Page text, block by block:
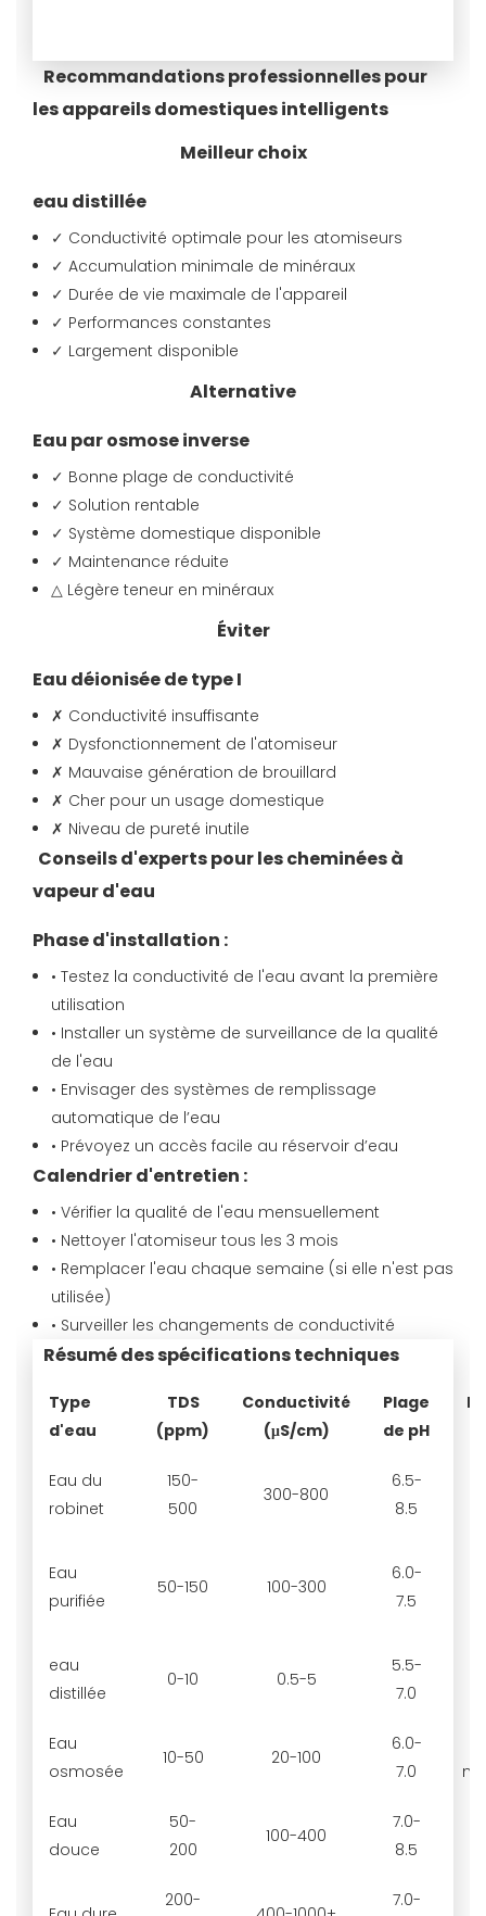
Recommandations professionnelles pour
les appareils domestiques intelligents
Meilleur choix
eau distillée
✓ Conductivité optimale pour les atomiseurs
✓ Accumulation minimale de minéraux
✓ Durée de vie maximale de l'appareil
✓ Performances constantes
✓ Largement disponible
Alternative
Eau par osmose inverse
✓ Bonne plage de conductivité
✓ Solution rentable
✓ Système domestique disponible
✓ Maintenance réduite
△ Légère teneur en minéraux
Éviter
Eau déionisée de type I
✗ Conductivité insuffisante
✗ Dysfonctionnement de l'atomiseur
✗ Mauvaise génération de brouillard
✗ Cher pour un usage domestique
✗ Niveau de pureté inutile
Conseils d'experts pour les cheminées à
vapeur d'eau
Phase d'installation :
• Testez la conductivité de l'eau avant la première
utilisation
• Installer un système de surveillance de la qualité
de l'eau
• Envisager des systèmes de remplissage
automatique de l’eau
• Prévoyez un accès facile au réservoir d’eau
Calendrier d'entretien :
• Vérifier la qualité de l'eau mensuellement
• Nettoyer l'atomiseur tous les 3 mois
• Remplacer l'eau chaque semaine (si elle n'est pas
utilisée)
• Surveiller les changements de conductivité
Résumé des spécifications techniques
Type
d'eau
TDS
(ppm)
Conductivité
(μS/cm)
Plage
de pH
Eau du
robinet
150-
500
300-800
6.5-
8.5
Eau
purifiée
50-150 100-300
6.0-
7.5
eau
distillée
0-10 0.5-5
5.5-
7.0
Eau
osmosée
10-50 20-100
6.0-
7.0
Eau
douce
50-
200
100-400
7.0-
8.5
200- 7.0-